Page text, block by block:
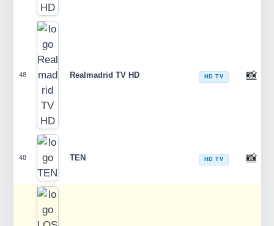
48 Realmadrid TV HD HD TV 📸
48 TEN HD TV 📸